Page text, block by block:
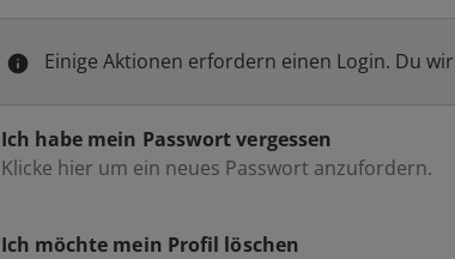
Einige Aktionen erfordern einen Login. Du
Ich habe mein Passwort vergessen
Klicke hier um ein neues Passwort anzufordern.
Ich möchte mein Profil löschen